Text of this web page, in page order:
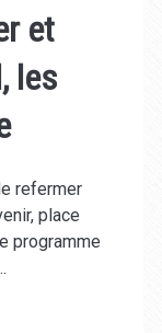
et
les
refermer
place
programme